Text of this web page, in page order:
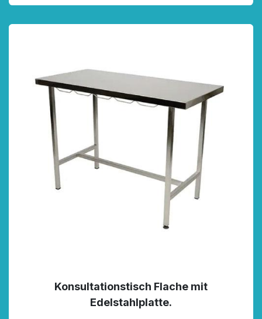
Konsultationstisch Flache mit
Edelstahlplatte.